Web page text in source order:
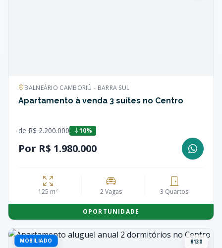
BALNEÁRIO CAMBORIÚ - BARRA SUL
Apartamento à venda 3 suítes no Centro
de R$ 2.200.000 10%
Por R$ 1.980.000
125 m² 2 Vagas 3 Quartos
OPORTUNIDADE
MOBILIADO 8130